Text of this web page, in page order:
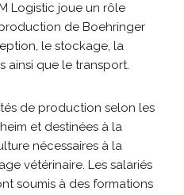
Logistic joue un rôle
de Boehringer
le stockage, la
ainsi que le transport.
de production selon les
et destinées à la
nécessaires à la
vétérinaire. Les salariés
soumis à des formations